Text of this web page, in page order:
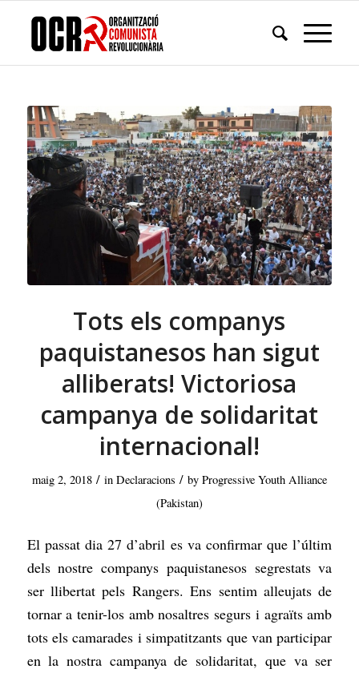
Tots els companys
paquistanesos han sigut
alliberats! Victoriosa
campanya de solidaritat
internacional!
maig 2, 2018 / in Declaracions / by Progressive Youth Alliance
(Pakistan)
El passat dia 27 d’abril es va confirmar que l’últim
dels nostre companys paquistanesos segrestats va
ser llibertat pels Rangers. Ens sentim alleujats de
tornar a tenir-los amb nosaltres segurs i agraïts amb
tots els camarades i simpatitzants que van participar
en la nostra campanya de solidaritat, que va ser